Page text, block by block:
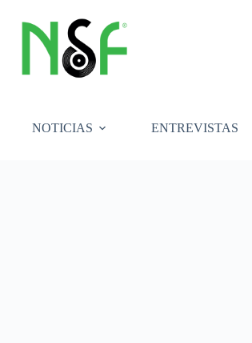
contenido
NOTICIAS ENTREVISTAS